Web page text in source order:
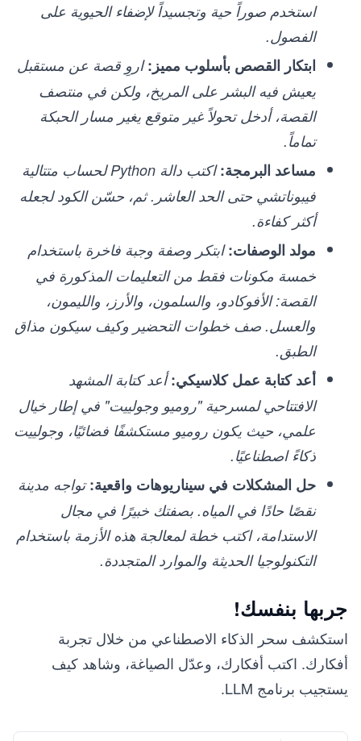
استخدم صوراً حية وتجسيداً لإضفاء الحيوية على
الفصول.
ابتكار القصص بأسلوب مميز: اروِ قصة عن مستقبل
يعيش فيه البشر على المريخ، ولكن في منتصف
القصة، أدخل تحولاً غير متوقع يغير مسار الحبكة
تماماً.
مساعد البرمجة:
اكتب دالة Python لحساب متتالية
فيبوناتشي حتى الحد العاشر. ثم، حسّن الكود لجعله
أكثر كفاءة.
مولد الوصفات: ابتكر وصفة وجبة فاخرة باستخدام
خمسة مكونات فقط من التعليمات المذكورة في
القصة: الأفوكادو، والسلمون، والأرز، والليمون،
والعسل. صف خطوات التحضير وكيف سيكون مذاق
الطبق.
أعد كتابة عمل كلاسيكي: أعد كتابة المشهد
الافتتاحي لمسرحية "روميو وجولييت" في إطار خيال
علمي، حيث يكون روميو مستكشفًا فضائيًا، وجولييت
ذكاءً اصطناعيًا.
حل المشكلات في سيناريوهات واقعية: تواجه مدينة
نقصًا حادًا في المياه. بصفتك خبيرًا في مجال
الاستدامة، اكتب خطة لمعالجة هذه الأزمة باستخدام
التكنولوجيا الحديثة والموارد المتجددة.
جربها بنفسك!
استكشف سحر الذكاء الاصطناعي من خلال تجربة
أفكارك. اكتب أفكارك، وعدّل الصياغة، وشاهد كيف
يستجيب برنامج LLM.